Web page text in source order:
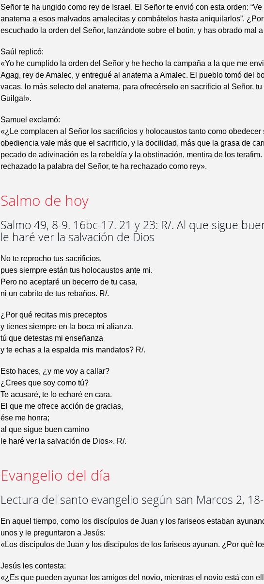
Señor te ha ungido como rey de Israel. El Señor te envió con esta orden:
anatema a esos malvados amalecitas y combátelos hasta aniquilarlos”.
escuchado la orden del Señor, lanzándote sobre el botín, y has obrado mal
Saúl replicó:
«Yo he cumplido la orden del Señor y he hecho la campaña a la que me
Agag, rey de Amalec, y entregué al anatema a Amalec. El pueblo tomó del
vacas, lo más selecto del anatema, para ofrecérselo en sacrificio al Señor,
Guilgal».
Samuel exclamó:
«¿Le complacen al Señor los sacrificios y holocaustos tanto como obedecer
obediencia vale más que el sacrificio, y la docilidad, más que la grasa de
pecado de adivinación es la rebeldía y la obstinación, mentira de los terafim.
rechazado la palabra del Señor, te ha rechazado como rey».
Salmo de hoy
Salmo 49, 8-9. 16bc-17. 21 y 23: R/. Al que sigue
le haré ver la salvación de Dios
No te reprocho tus sacrificios,
pues siempre están tus holocaustos ante mi.
Pero no aceptaré un becerro de tu casa,
ni un cabrito de tus rebaños. R/.
¿Por qué recitas mis preceptos
y tienes siempre en la boca mi alianza,
tú que detestas mi enseñanza
y te echas a la espalda mis mandatos? R/.
Esto haces, ¿y me voy a callar?
¿Crees que soy como tú?
Te acusaré, te lo echaré en cara.
El que me ofrece acción de gracias,
ése me honra;
al que sigue buen camino
le haré ver la salvación de Dios». R/.
Evangelio del día
Lectura del santo evangelio según san Marcos 2,
En aquel tiempo, como los discípulos de Juan y los fariseos estaban
unos y le preguntaron a Jesús:
«Los discípulos de Juan y los discípulos de los fariseos ayunan. ¿Por qué
Jesús les contesta:
«¿Es que pueden ayunar los amigos del novio, mientras el novio está con